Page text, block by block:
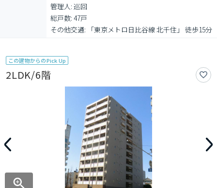
管理人: 巡回
総戸数: 47戸
その他交通: 「東京メトロ日比谷線 北千住」 徒歩15分
この建物からのPick Up
2LDK/6階